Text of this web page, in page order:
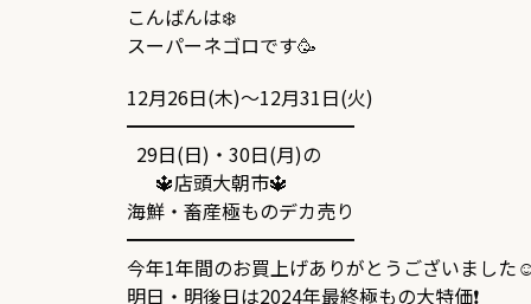
こんばんは❄️
スーパーネゴロです🥳
12月26日(木)～12月31日(火)
━━━━━━━━━━━━
29日(日)・30日(月)の
🔱店頭大朝市🔱
海鮮・畜産極ものデカ売り
━━━━━━━━━━━━
今年1年間のお買上げありがとうございました
明日・明後日は2024年最終極もの大特価❗